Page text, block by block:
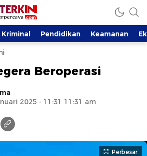
Kriminal Pendidikan Keamanan
Beroperasi
2025 - 11:31 11:31 am
Perbesar